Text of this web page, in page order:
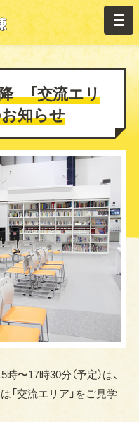
降 「交流エリ
知らせ
〜17時30分（予定）は、
「交流エリア」をご見学